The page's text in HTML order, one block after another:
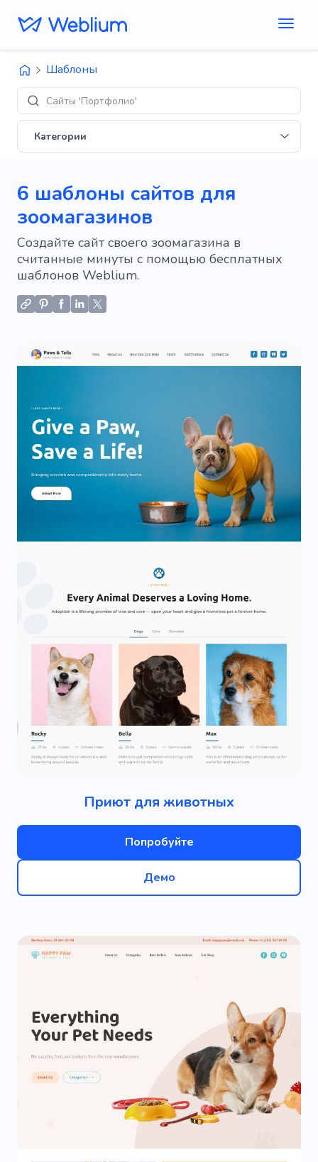
Шаблоны
Дизай
Категории
6 шаблоны сайтов для
зоомагазинов
Создайте сайт своего зоомагазина в
считанные минуты с помощью бесплатных
шаблонов Weblium.
Приют для животных
Попробуйте
Демо